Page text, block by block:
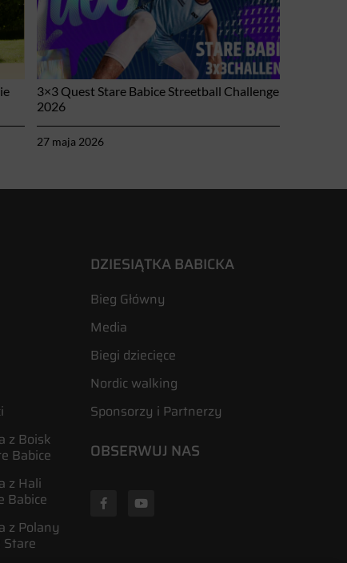
3×3 Quest Stare Babice Streetball Challenge
2026
27 maja 2026
z Boisk
Babice
z Hali
Babice
z Polany
Stare
DZIESIĄTKA BABICKA
Bieg Główny
Media
Biegi dziecięce
Nordic walking
Sponsorzy i Partnerzy
OBSERWUJ NAS